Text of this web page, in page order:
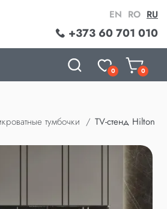
+373 60 701 010
EN RO RU
0 0
тумбочки
TV-стенд Hilton